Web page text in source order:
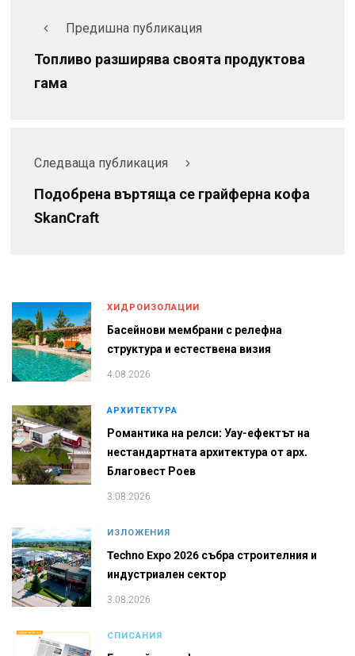
Предишна публикация
Топливо разширява своята продуктова
гама
Следваща публикация
Подобрена въртяща се грайферна кофа
SkanCraft
ХИДРОИЗОЛАЦИИ
Басейнови мембрани с релефна
структура и естествена визия
4.08.2026
АРХИТЕКТУРА
Романтика на релси: Уау-ефектът на
нестандартната архитектура от арх.
Благовест Роев
3.08.2026
ИЗЛОЖЕНИЯ
Techno Expo 2026 събра строителния и
индустриален сектор
3.08.2026
СПИСАНИЯ